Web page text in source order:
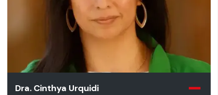
Dra. Cinthya Urquidi